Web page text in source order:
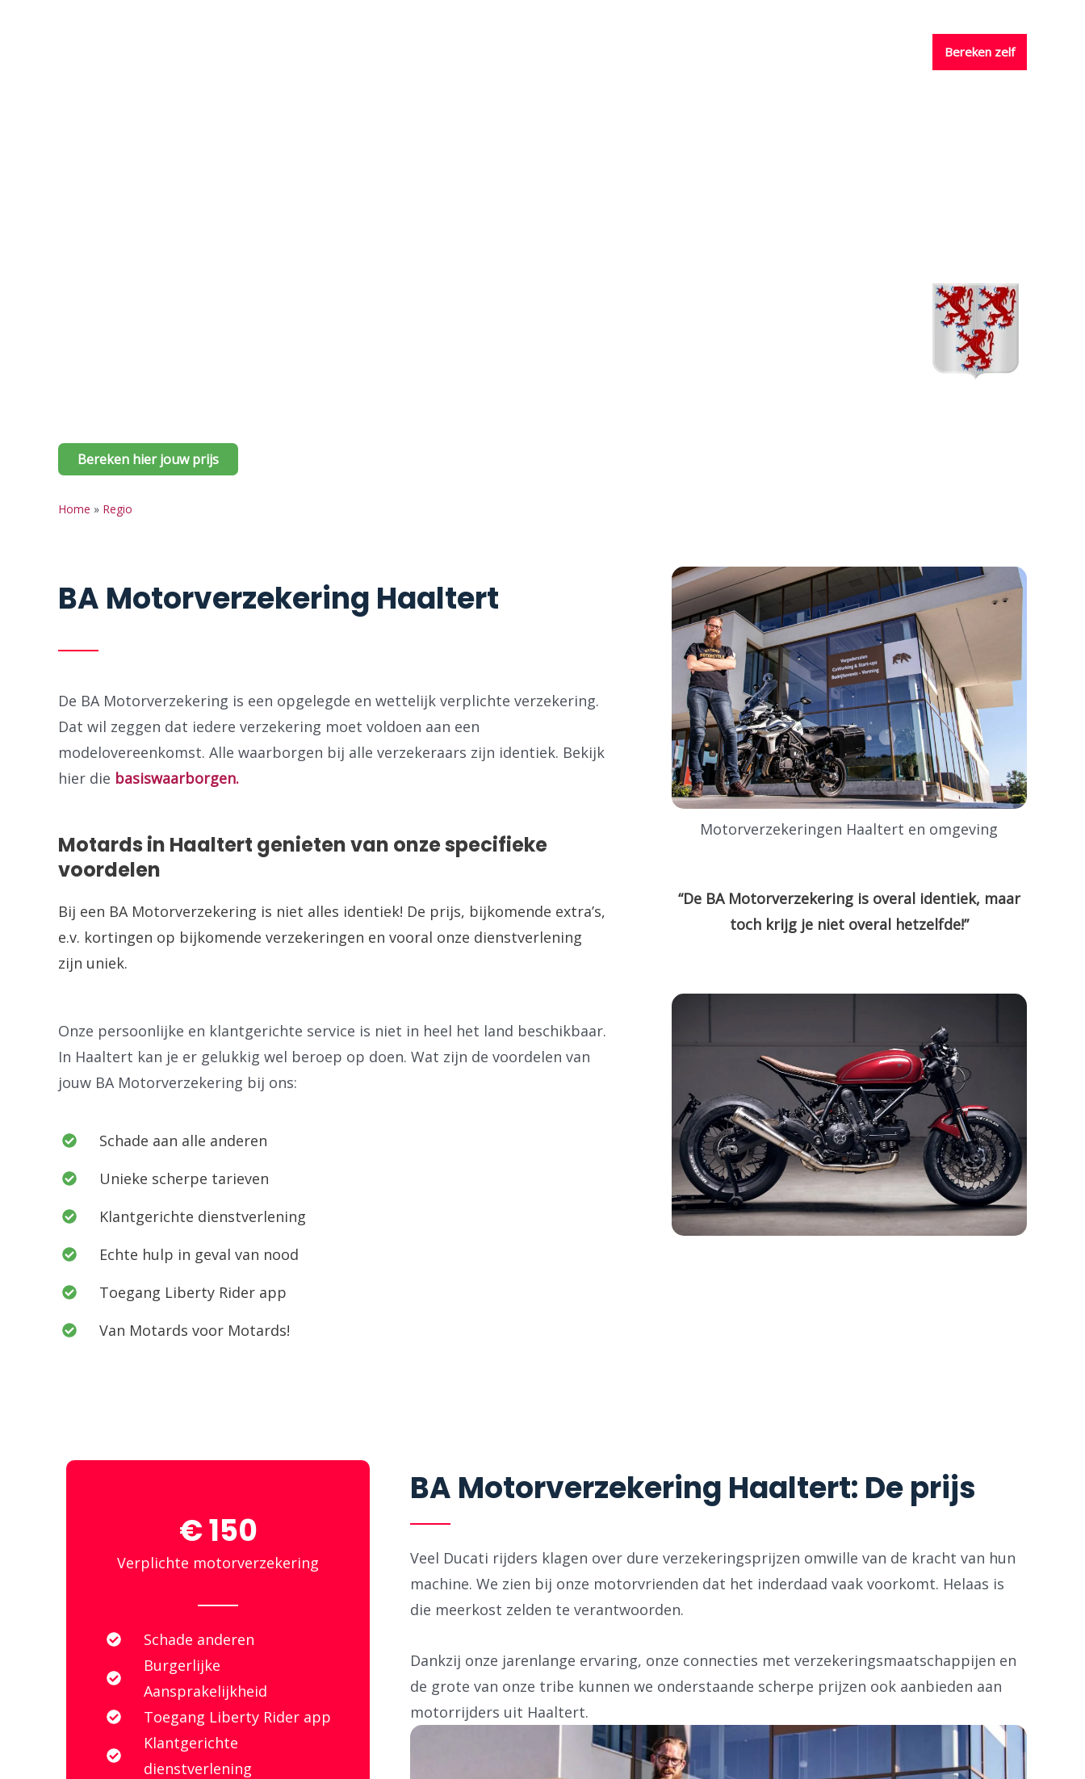
Bereken zelf
Bereken hier jouw prijs
Home » Regio
BA Motorverzekering Haaltert
De BA Motorverzekering is een opgelegde en wettelijk verplichte verzekering.
Dat wil zeggen dat iedere verzekering moet voldoen aan een
modelovereenkomst. Alle waarborgen bij alle verzekeraars zijn identiek. Bekijk
hier die basiswaarborgen.
Motards in Haaltert genieten van onze specifieke
voordelen
Bij een BA Motorverzekering is niet alles identiek! De prijs, bijkomende extra’s,
e.v. kortingen op bijkomende verzekeringen en vooral onze dienstverlening
zijn uniek.
Onze persoonlijke en klantgerichte service is niet in heel het land beschikbaar.
In Haaltert kan je er gelukkig wel beroep op doen. Wat zijn de voordelen van
jouw BA Motorverzekering bij ons:
Schade aan alle anderen
Unieke scherpe tarieven
Klantgerichte dienstverlening
Echte hulp in geval van nood
Toegang Liberty Rider app
Van Motards voor Motards!
Motorverzekeringen Haaltert en omgeving
“De BA Motorverzekering is overal identiek, maar
toch krijg je niet overal hetzelfde!”
€ 150
Verplichte motorverzekering
Schade anderen
Burgerlijke
Aansprakelijkheid
Toegang Liberty Rider app
Klantgerichte
dienstverlening
BA Motorverzekering Haaltert: De prijs
Veel Ducati rijders klagen over dure verzekeringsprijzen omwille van de kracht van hun
machine. We zien bij onze motorvrienden dat het inderdaad vaak voorkomt. Helaas is
die meerkost zelden te verantwoorden.
Dankzij onze jarenlange ervaring, onze connecties met verzekeringsmaatschappijen en
de grote van onze tribe kunnen we onderstaande scherpe prijzen ook aanbieden aan
motorrijders uit Haaltert.